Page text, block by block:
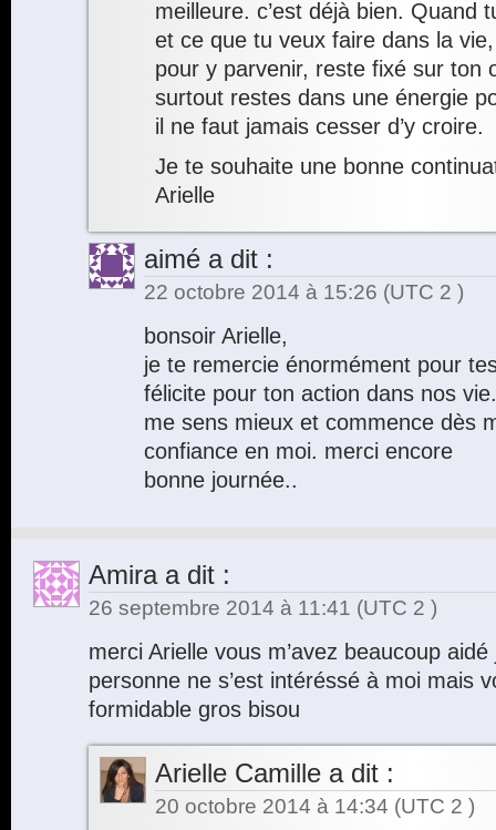
meilleure. c’est déjà bien. Quand
et ce que tu veux faire dans la
pour y parvenir, reste fixé sur ton
surtout restes dans une énergie
il ne faut jamais cesser d’y croire.
Je te souhaite une bonne
Arielle
aimé a dit :
22 octobre 2014 à 15:26 (UTC 2 )
bonsoir Arielle,
je te remercie énormément pour
félicite pour ton action dans nos
me sens mieux et commence dès
confiance en moi. merci encore
bonne journée..
Amiraa dit :
26 septembre 2014 à 11:41 (UTC 2 )
merci Arielle vous m’avez beaucoup
personne ne s’est intéréssé à moi mais
formidable gros bisou
Arielle Camille a dit :
20 octobre 2014 à 14:34 (UTC 2 )